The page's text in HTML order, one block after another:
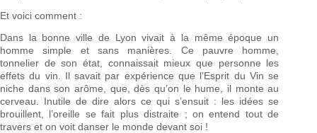
Et voici comment :
Dans la bonne ville de Lyon vivait à la même époque un
homme simple et sans manières. Ce pauvre homme,
tonnelier de son état, connaissait mieux que personne les
effets du vin. Il savait par expérience que l’Esprit du Vin se
niche dans son arôme, que, dès qu’on le hume, il monte au
cerveau. Inutile de dire alors ce qui s’ensuit : les idées se
brouillent, l’oreille se fait plus distraite ; on entend tout de
travers et on voit danser le monde devant soi !